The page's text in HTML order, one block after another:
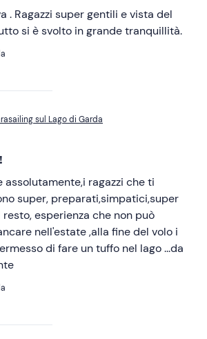
. Ragazzi super gentili e vista del
si è svolto in grande tranquillità.
sul Lago di Garda
assolutamente,i ragazzi che ti
super, preparati,simpatici,super
esperienza che non può
nell'estate ,alla fine del volo i
di fare un tuffo nel lago ...da